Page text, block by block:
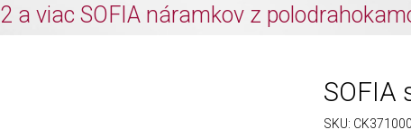
THOMAS SABO: Zbierajte a ušetrite Zistiť viac
SOFIA
SKU: